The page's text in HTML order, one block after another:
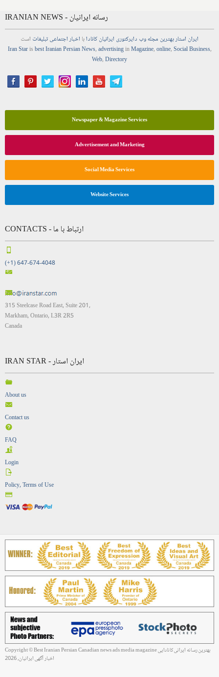
IRANIAN NEWS - رسانه ایرانیان
ایران استاربهترین مجلهوب دایرکتوری ایرانیان کانادابا اخباراجتماعیتبلیغات است
Iran Starisbest Iranian PersianNews,advertisinginMagazine,online,Social Business,
Web,Directory
Newspaper & Magazine Services
Advertisement and Marketing
Social Media Services
Website Services
CONTACTS - ارتباط با ما
(+1) 647-674-4048
315 Steelcase Road East, Suite 201,
Markham, Ontario, L3R 2R5
Canada
IRAN STAR - ایران استار
About us
Contact us
FAQ
Login
Policy, Terms of Use
Copyright © Best Iranian Persian Canadian news ads media magazine بهترین رسانه ایرانی کانادایی
اخبار آگهی ایرانیان, 2026